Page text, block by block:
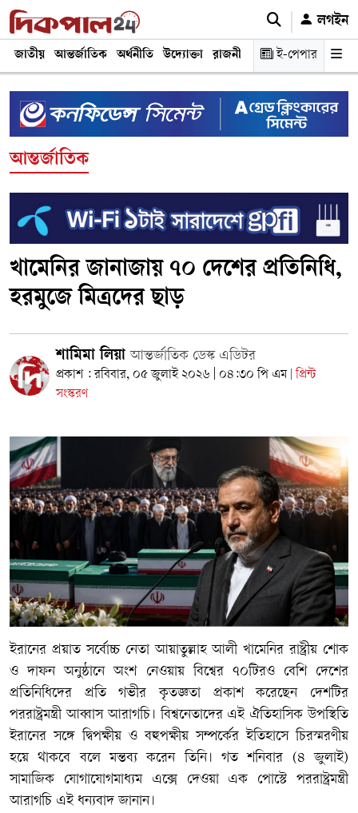
লগইন
জাতীয় আন্তর্জাতিক অর্থনীতি উদ্যোক্তা রাজনীতি শিক্ষা স্বাস্থ্য ও
ই-পেপার
আন্তর্জাতিক
খামেনির জানাজায় ৭০ দেশের প্রতিনিধি,
হরমুজে মিত্রদের ছাড়
শামিমা লিয়াআন্তর্জাতিক ডেস্ক এডিটর
প্রকাশ : রবিবার, ০৫ জুলাই ২০২৬ | ০৪:৩০ পি এম
প্রিন্ট
সংস্করণ
ইরানের প্রয়াত সর্বোচ্চ নেতা আয়াতুল্লাহ আলী খামেনির রাষ্ট্রীয় শোক
ও দাফন অনুষ্ঠানে অংশ নেওয়ায় বিশ্বের ৭০টিরও বেশি দেশের
প্রতিনিধিদের প্রতি গভীর কৃতজ্ঞতা প্রকাশ করেছেন দেশটির
পররাষ্ট্রমন্ত্রী আব্বাস আরাগচি। বিশ্বনেতাদের এই ঐতিহাসিক উপস্থিতি
ইরানের সঙ্গে দ্বিপক্ষীয় ও বহুপক্ষীয় সম্পর্কের ইতিহাসে চিরস্মরণীয়
হয়ে থাকবে বলে মন্তব্য করেন তিনি। গত শনিবার (৪ জুলাই)
সামাজিক যোগাযোগমাধ্যম এক্সে দেওয়া এক পোস্টে পররাষ্ট্রমন্ত্রী
আরাগচি এই ধন্যবাদ জানান।